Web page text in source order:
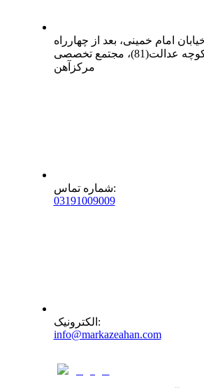
امام خمینی، بعد از چهارراه
شریف، نبش کوچه عدالت(81)، مجتمع تخصصی
مرکزآهن
شماره تماس:
03191009009
الکترونیک :
info@markazeahan.com